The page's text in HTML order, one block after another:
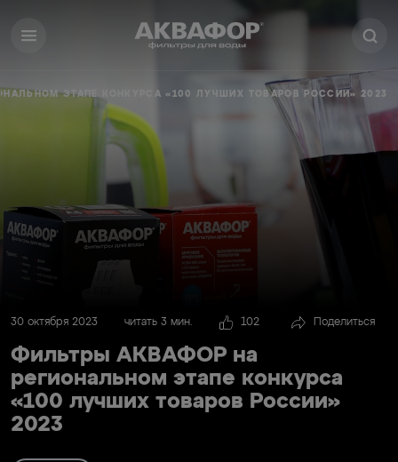
ЭТАПЕ КОНКУРСА «100 ЛУЧШИХ ТОВАРОВ РОССИИ» 2023
30 октября 2023 читать 3 мин. 102 Поделиться
Фильтры АКВАФОР на
региональном этапе конкурса
«100 лучших товаров России»
2023